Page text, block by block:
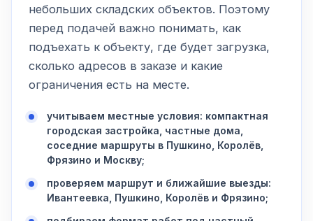
небольших складских объектов. Поэтому
перед подачей важно понимать, как
подъехать к объекту, где будет загрузка,
сколько адресов в заказе и какие
ограничения есть на месте.
учитываем местные условия: компактная
городская застройка, частные дома,
соседние маршруты в Пушкино, Королёв,
Фрязино и Москву;
проверяем маршрут и ближайшие выезды:
Ивантеевка, Пушкино, Королёв и Фрязино;